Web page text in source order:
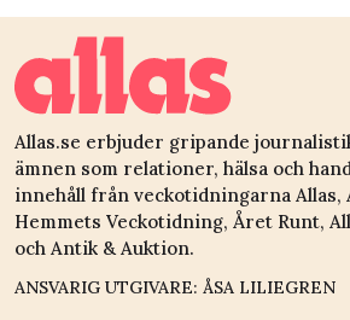
Allas.se erbjuder gripande
ämnen som relationer, hälsa och
innehåll från veckotidningarna Allas,
Hemmets Veckotidning, Året Runt,
och Antik & Auktion.
ANSVARIG UTGIVARE: ÅSA LILIEGREN